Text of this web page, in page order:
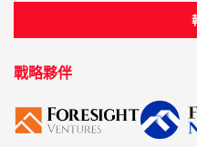
戰略夥伴